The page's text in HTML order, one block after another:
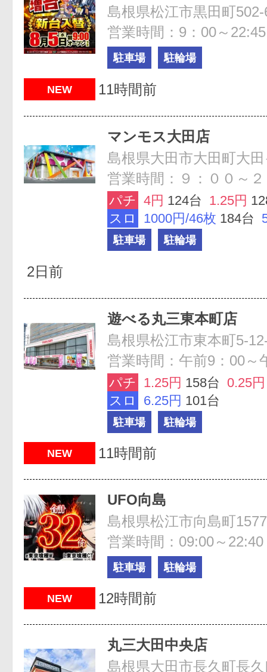
島根県松江市黒田町502-
営業時間：9：00～22:45
駐車場 駐輪場
NEW 11時間前
マンモス大田店
島根県大田市大田町大
営業時間：９：００～
パチ 4円 124台 1.25円
スロ
1000円/46枚 184台
駐車場 駐輪場
2日前
遊べる丸三東本町店
島根県松江市東本町5-
営業時間：午前9：00
パチ 1.25円 158台 0.25円
スロ
6.25円 101台
駐車場 駐輪場
NEW 11時間前
UFO向島
島根県松江市向島町
営業時間：09:00～22:40
駐車場 駐輪場
NEW 12時間前
丸三大田中央店
島根県大田市長久町長